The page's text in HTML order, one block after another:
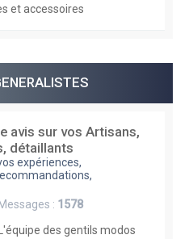
et accessoires
avis sur vos Artisans,
détaillants
expériences,
: 1578
L'équipe des gentils modos